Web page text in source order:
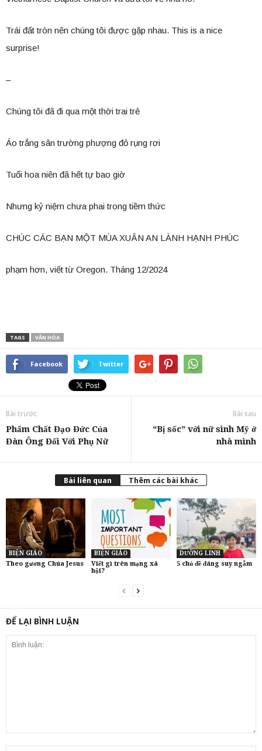
Trái đất tròn nên chúng tôi được gặp nhau. This is a nice
surprise!
–
Chúng tôi đã đi qua một thời trai trẻ
Áo trắng sân trường phượng đỏ rụng rơi
Tuổi hoa niên đã hết tự bao giờ
Nhưng kỷ niệm chưa phai trong tiềm thức
CHÚC CÁC BẠN MỘT MÙA XUÂN AN LÀNH HẠNH PHÚC
phạm hơn, viết từ Oregon. Tháng 12/2024
TAGS VĂN HÓA
Facebook Twitter
Bài trước
Phẩm Chất Đạo Đức Của
Đàn Ông Đối Với Phụ Nữ
Bài sau
“Bị sốc” với nữ sinh Mỹ ở
nhà mình
Bài liên quan Thêm các bài khác
BIỆN GIÁO
Theo gương Chúa Jesus
BIỆN GIÁO
Viết gì trên mạng xã
hội?
DƯỠNG LINH
5 chủ đề đáng suy ngẫm
ĐỂ LẠI BÌNH LUẬN